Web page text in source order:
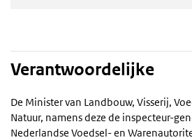
Verantwoordelijke
De Minister van Landbouw, Visserij,
Natuur, namens deze de inspecteur-
Nederlandse Voedsel- en